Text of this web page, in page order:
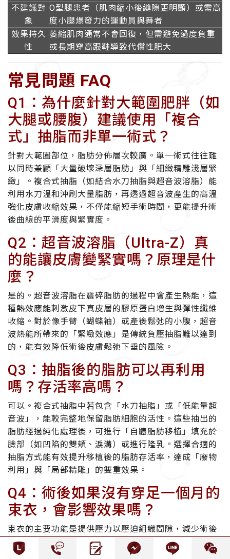
不建議對
象
O型腿患者
（肌肉縮小後縫隙更明顯）或需高
度小腿爆發力的運動員與舞者
效果持久
性
萎縮肌肉通常不會回復，但需避免過度負重
或長期穿高跟鞋導致代償性肥大
常見問題 FAQ
Q1：為什麼針對大範圍肥胖（如
大腿或腰腹）建議使用「複合
式」抽脂而非單一術式？
針對大範圍部位，脂肪分佈層次較廣。單一術式往往難
以同時兼顧「大量破壞深層脂肪」與「細緻精雕淺層緊
緻」。複合式抽脂（如結合水刀抽脂與超音波溶脂）能
利用水刀溫和沖刷大量脂肪，再透過超音波產生的高溫
強化皮膚收縮效果，不僅能縮短手術時間，更能提升術
後曲線的平滑度與緊實度。
Q2：超音波溶脂（Ultra-Z）真
的能讓皮膚變緊實嗎？原理是什
麼？
是的。超音波溶脂在震碎脂肪的過程中會產生熱能，這
種熱效應能刺激皮下真皮層的膠原蛋白增生與彈性纖維
收縮。對於像手臂（蝴蝶袖）或產後鬆弛的小腹，超音
波熱能所帶來的「緊緻效應」是傳統負壓抽脂難以達到
的，能有效降低術後皮膚鬆弛下垂的風險。
Q3：抽脂後的脂肪可以再利用
嗎？存活率高嗎？
可以。複合式抽脂中若包含「水刀抽脂」或「低能量超
音波」，能較完整地保留脂肪細胞的活性。這些抽出的
脂肪經過純化處理後，可進行「自體脂肪移植」填充於
臉部（如凹陷的雙頰、淚溝）或進行隆乳。選擇合適的
抽脂方式能有效提升移植後的脂肪存活率，達成「廢物
利用」與「局部精雕」的雙重效果。
Q4：術後如果沒有穿足一個月的
束衣，會影響效果嗎？
束衣的主要功能是提供壓力以壓迫組織間隙，減少術後
血腫與腫脹，並幫助皮膚在新的底層上重新貼合、定
型。若未依醫囑穿著束衣，可能會導致腫脹期延長、皮